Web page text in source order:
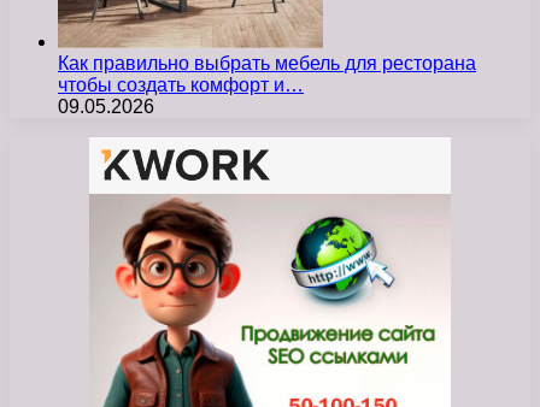
Как правильно выбрать мебель для ресторана
чтобы создать комфорт и…
09.05.2026